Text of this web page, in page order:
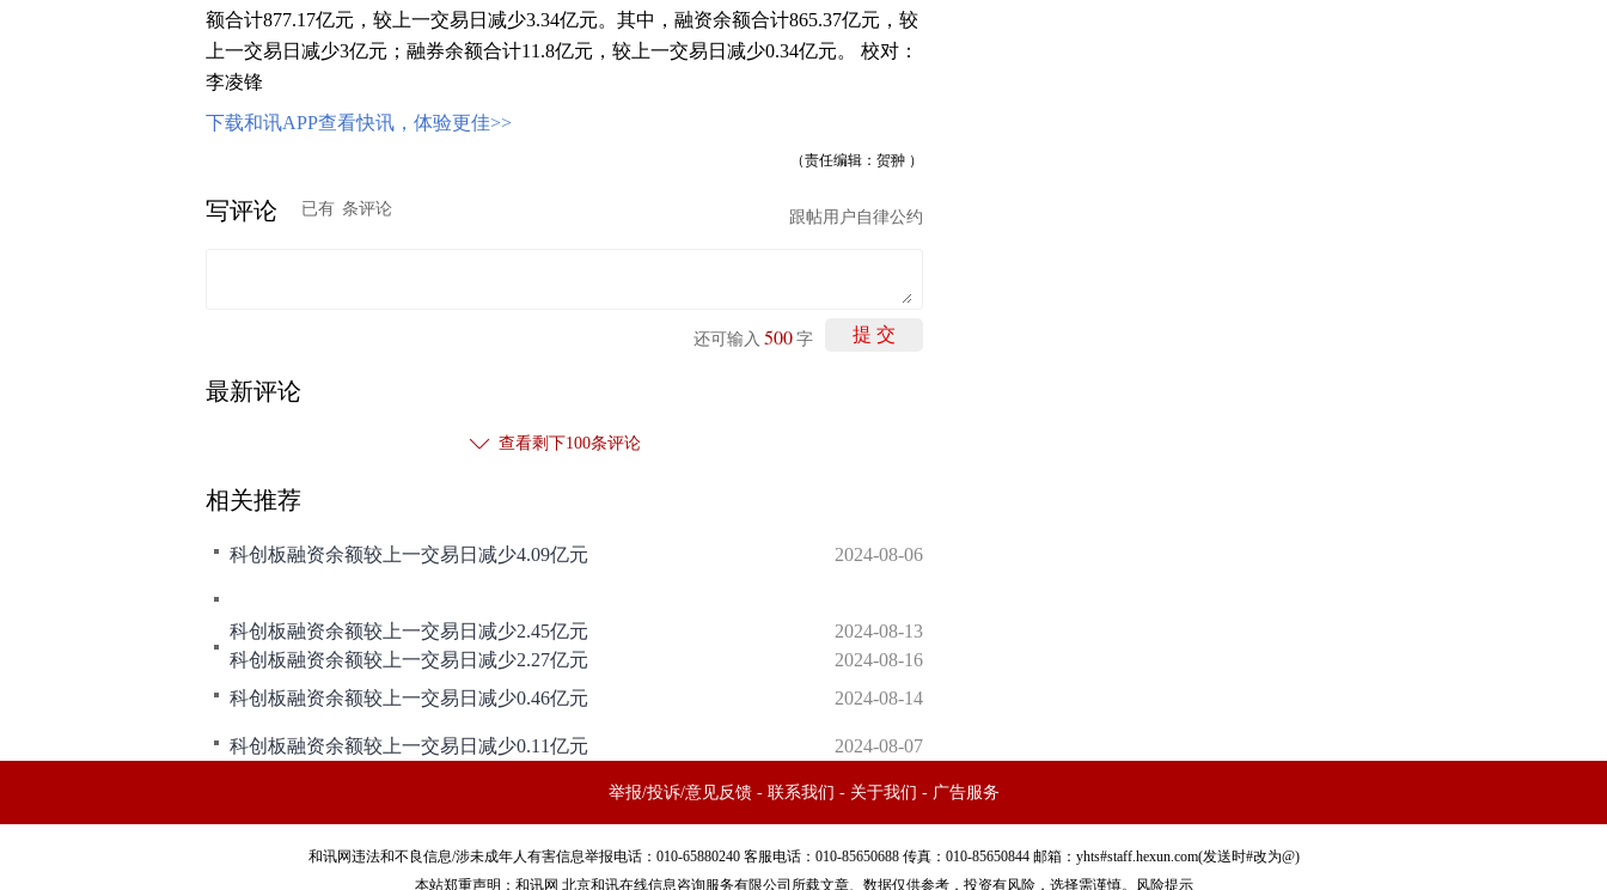
额合计877.17亿元，较上一交易日减少3.34亿元。其中，融资余额合计865.37亿元，较
上一交易日减少3亿元；融券余额合计11.8亿元，较上一交易日减少0.34亿元。 校对：
李凌锋
下载和讯APP查看快讯，体验更佳>>
（责任编辑：贺翀 ）
写评论 已有 条评论 跟帖用户自律公约
提 交
还可输入 500 字
最新评论
查看剩下100条评论
相关推荐
科创板融资余额较上一交易日减少4.09亿元 2024-08-06
科创板融资余额较上一交易日减少2.45亿元
2024-08-13
科创板融资余额较上一交易日减少2.27亿元
2024-08-16
科创板融资余额较上一交易日减少0.46亿元
2024-08-14
科创板融资余额较上一交易日减少0.11亿元 2024-08-07
举报/投诉/意见反馈- 联系我们 - 关于我们 - 广告服务
和讯网违法和不良信息/涉未成年人有害信息举报电话：010-65880240 客服电话：010-85650688 传真：010-85650844 邮箱：yhts#staff.hexun.com(发送时#改为@)
本站郑重声明：和讯网 北京和讯在线信息咨询服务有限公司所载文章、数据仅供参考，投资有风险，选择需谨慎。
风险提示